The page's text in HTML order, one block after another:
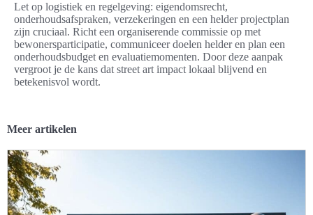
Let op logistiek en regelgeving: eigendomsrecht,
onderhoudsafspraken, verzekeringen en een helder projectplan
zijn cruciaal. Richt een organiserende commissie op met
bewonersparticipatie, communiceer doelen helder en plan een
onderhoudsbudget en evaluatiemomenten. Door deze aanpak
vergroot je de kans dat street art impact lokaal blijvend en
betekenisvol wordt.
Meer artikelen